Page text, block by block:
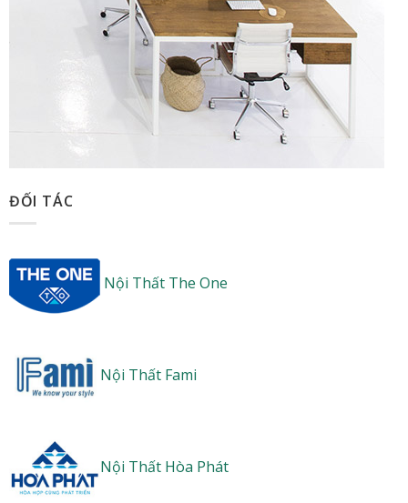
ĐỐI TÁC
Nội Thất The One
Nội Thất Fami
Nội Thất Hòa Phát